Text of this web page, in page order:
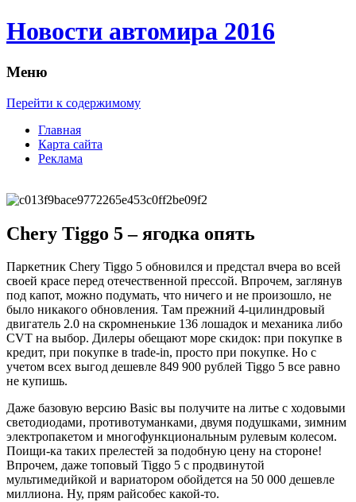
Новости автомира 2016
Меню
Перейти к содержимому
Главная
Карта сайта
Реклама
Chery Tiggo 5 – ягодка опять
Пaркeтник Chery Tiggo 5 обновился и предстал вчера во всей
своей красе перед отечественной прессой. Впрочем, заглянув
под капот, можно подумать, что ничего и не произошло, не
было никакого обновления. Там прежний 4-цилиндровый
двигатель 2.0 на скромненькие 136 лошадок и механика либо
CVT на выбор. Дилеры обещают море скидок: при покупке в
кредит, при покупке в trade-in, просто при покупке. Но с
учетом всех выгод дешевле 849 900 рублей Tiggo 5 все равно
не купишь.
Даже базовую версию Basic вы получите на литье с ходовыми
светодиодами, противотуманками, двумя подушками, зимним
электропакетом и многофункциональным рулевым колесом.
Поищи-ка таких прелестей за подобную цену на стороне!
Впрочем, даже топовый Tiggo 5 с продвинутой
мультимедийкой и вариатором обойдется на 50 000 дешевле
миллиона. Ну, прям райсобес какой-то.